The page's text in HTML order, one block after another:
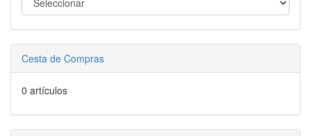
Cesta de Compras
0 artículos